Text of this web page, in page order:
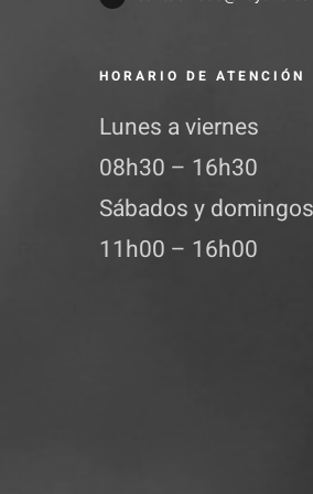
HORARIO DE ATENCIÓN
Lunes a viernes
08h30 – 16h30
Sábados y domingos
11h00 – 16h00